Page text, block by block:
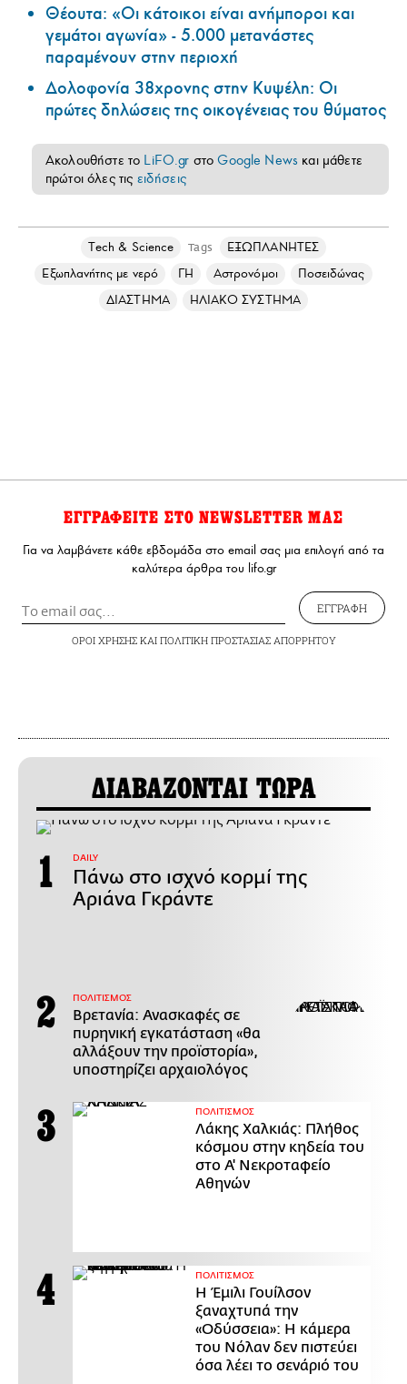
Θέουτα: «Οι κάτοικοι είναι ανήμποροι και
γεμάτοι αγωνία» - 5.000 μετανάστες
παραμένουν στην περιοχή
Δολοφονία 38χρονης στην Κυψέλη: Οι
πρώτες δηλώσεις της οικογένειας του θύματος
Ακολουθήστε το LiFO.gr στοGoogle News και μάθετε
πρώτοι όλες τις ειδήσεις
Τech & Science Tags
ΕΞΩΠΛΑΝΗΤΕΣ
Εξωπλανήτης με νερό
ΓΗ Αστρονόμοι
Ποσειδώνας
ΔΙΑΣΤΗΜΑ
ΗΛΙΑΚΟ ΣΥΣΤΗΜΑ
ΕΓΓΡΑΦΕΙΤΕ ΣΤΟ NEWSLETTER ΜΑΣ
Για να λαμβάνετε κάθε εβδομάδα στο email σας μια επιλογή από τα
καλύτερα άρθρα του lifo.gr
ΕΓΓΡΑΦΗ
ΟΡΟΙ ΧΡΗΣΗΣΚΑΙ ΠΟΛΙΤΙΚΗ ΠΡΟΣΤΑΣΙΑΣ ΑΠΟΡΡΗΤΟΥ
ΔΙΑΒΑΖΟΝΤΑΙ ΤΩΡΑ
DAILY
Πάνω στο ισχνό κορμί της
Αριάνα Γκράντε
ΠΟΛΙΤΙΣΜΟΣ
Βρετανία: Ανασκαφές σε
πυρηνική εγκατάσταση «θα
αλλάξουν την προϊστορία»,
υποστηρίζει αρχαιολόγος
ΠΟΛΙΤΙΣΜΟΣ
Λάκης Χαλκιάς: Πλήθος
κόσμου στην κηδεία του
στο Α' Νεκροταφείο
Αθηνών
ΠΟΛΙΤΙΣΜΟΣ
Η Έμιλι Γουίλσον
ξαναχτυπά την
«Οδύσσεια»: Η κάμερα
του Νόλαν δεν πιστεύει
όσα λέει το σενάριό του